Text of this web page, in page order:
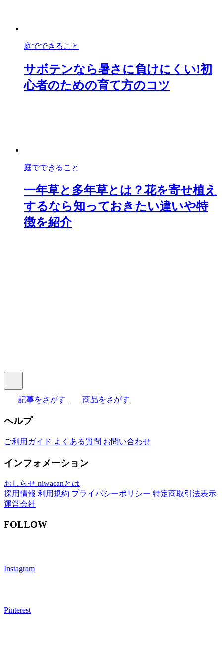
庭でできること
サボテンなら暑さに負けにくい!初
心者のための育て方のコツ
庭でできること
一年草と多年草とは？花を寄せ植え
するなら知っておきたい違いや特
徴を紹介
記事をさがす 商品をさがす
ヘルプ
ご利用ガイド よくある質問 お問い合わせ
インフォメーション
おしらせ niwacanとは
採用情報 利用規約 プライバシーポリシー 特定商取引法表示
運営会社
FOLLOW
Instagram
Pinterest